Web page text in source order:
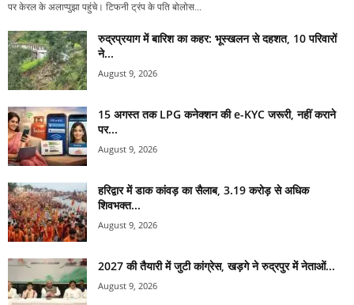
पर केरल के अलाप्पुझा पहुंचे। टिफनी ट्रंप के पति बोलोस...
रुद्रप्रयाग में बारिश का कहर: भूस्खलन से दहशत, 10 परिवारों
ने...
August 9, 2026
15 अगस्त तक LPG कनेक्शन की e-KYC जरूरी, नहीं कराने
पर...
August 9, 2026
हरिद्वार में डाक कांवड़ का सैलाब, 3.19 करोड़ से अधिक
शिवभक्त...
August 9, 2026
2027 की तैयारी में जुटी कांग्रेस, खड़गे ने रुद्रपुर में नेताओं...
August 9, 2026